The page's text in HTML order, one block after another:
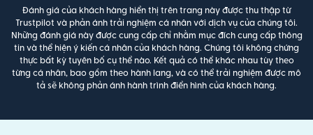
Đánh giá của khách hàng hiển thị trên trang này được thu thập từ
Trustpilot và phản ánh trải nghiệm cá nhân với dịch vụ của chúng tôi.
Những đánh giá này được cung cấp chỉ nhằm mục đích cung cấp thông
tin và thể hiện ý kiến cá nhân của khách hàng. Chúng tôi không chứng
thực bất kỳ tuyên bố cụ thể nào. Kết quả có thể khác nhau tùy theo
từng cá nhân, bao gồm theo hành lang, và có thể trải nghiệm được mô
tả sẽ không phản ánh hành trình điển hình của khách hàng.